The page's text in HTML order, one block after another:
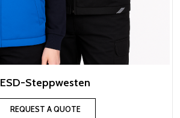
ESD-Steppwesten
REQUEST A QUOTE